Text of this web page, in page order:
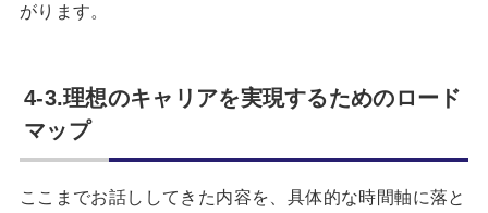
がります。
4-3.理想のキャリアを実現するためのロード
マップ
ここまでお話ししてきた内容を、具体的な時間軸に落と